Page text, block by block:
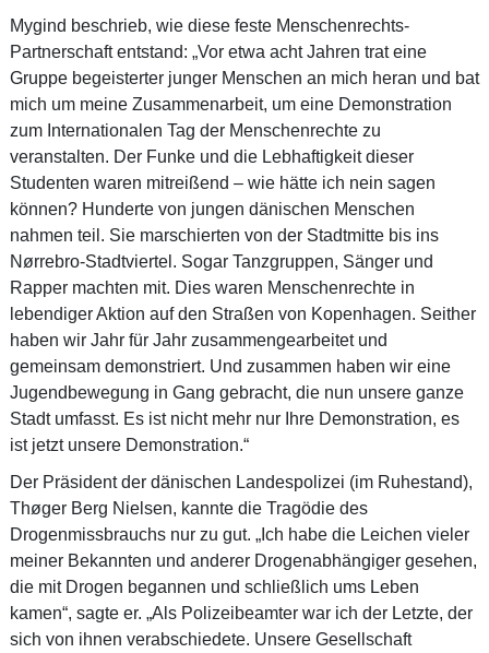
Mygind beschrieb, wie diese feste Menschenrechts-
Partnerschaft entstand: „Vor etwa acht Jahren trat eine
Gruppe begeisterter junger Menschen an mich heran und bat
mich um meine Zusammenarbeit, um eine Demonstration
zum Internationalen Tag der Menschenrechte zu
veranstalten. Der Funke und die Lebhaftigkeit dieser
Studenten waren mitreißend – wie hätte ich nein sagen
können? Hunderte von jungen dänischen Menschen
nahmen teil. Sie marschierten von der Stadtmitte bis ins
Nørrebro-Stadtviertel. Sogar Tanzgruppen, Sänger und
Rapper machten mit. Dies waren Menschenrechte in
lebendiger Aktion auf den Straßen von Kopenhagen. Seither
haben wir Jahr für Jahr zusammengearbeitet und
gemeinsam demonstriert. Und zusammen haben wir eine
Jugendbewegung in Gang gebracht, die nun unsere ganze
Stadt umfasst. Es ist nicht mehr nur Ihre Demonstration, es
ist jetzt unsere Demonstration.“
Der Präsident der dänischen Landespolizei (im Ruhestand),
Thøger Berg Nielsen, kannte die Tragödie des
Drogenmissbrauchs nur zu gut. „Ich habe die Leichen vieler
meiner Bekannten und anderer Drogenabhängiger gesehen,
die mit Drogen begannen und schließlich ums Leben
kamen“, sagte er. „Als Polizeibeamter war ich der Letzte, der
sich von ihnen verabschiedete. Unsere Gesellschaft